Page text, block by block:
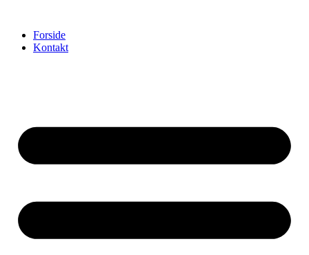
indholdForside
Kontakt